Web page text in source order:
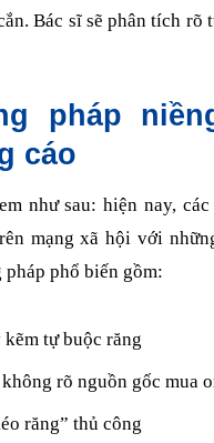
Bác sĩ sẽ phân tích
pháp
cáo
như sau: hiện nay,
mạng xã hội với
phổ biến gồm:
tự buộc răng
rõ nguồn gốc mua
răng” thủ công